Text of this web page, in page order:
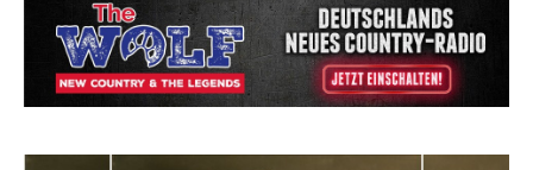
pez veröffentlicht neue Single „Late Night
Talks“ – eine Hymne auf unvergessliche
Sommernächte